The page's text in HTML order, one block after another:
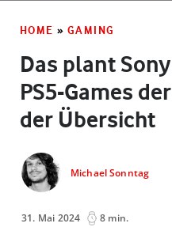
HOME » GAMING
Das plant
PS5-Games
der Übersicht
Michael Sonntag
31. Mai 2024 8 min.